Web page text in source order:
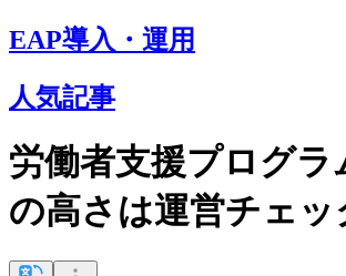
EAP導入・運用
人気記事
労働者支援プログラ
の高さは運営チェッ